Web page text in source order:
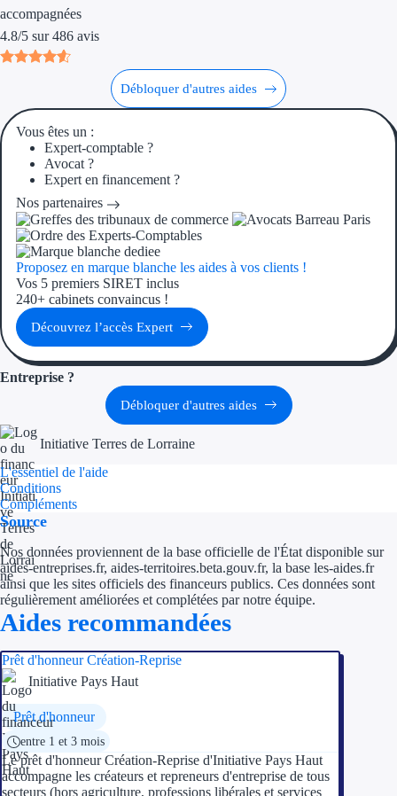
Aides Région
Aides Région
Aides Européennes
Recherche autonome
Accompagnement
Nos guides
Nos partenaires
accompagnées
4.8/5 sur 486 avis
Débloquer d'autres aides
Vous êtes un :
Expert-comptable ?
Avocat ?
Expert en financement ?
Nos partenaires
Proposez en marque blanche les aides à vos clients !
Vos 5 premiers SIRET inclus
240+ cabinets convaincus !
Découvrez l’accès Expert
Entreprise ?
Débloquer d'autres aides
Initiative Terres de Lorraine
L'essentiel de l'aide
Conditions
Compléments
Source
Nos données proviennent de la base officielle de l'État disponible sur
aides-entreprises.fr, aides-territoires.beta.gouv.fr, la base les-aides.fr
ainsi que les sites officiels des financeurs publics. Ces données sont
régulièrement améliorées et complétées par notre équipe.
Aides recommandées
Prêt d'honneur Création-Reprise
Initiative Pays Haut
Prêt d'honneur
entre 1 et 3 mois
Le prêt d'honneur Création-Reprise d'Initiative Pays Haut
accompagne les créateurs et repreneurs d'entreprise de tous
secteurs (hors agriculture, professions libérales et services